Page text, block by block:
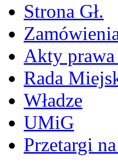
Strona Gł.
Akty
Rada
Władze
UMiG
Przetargi